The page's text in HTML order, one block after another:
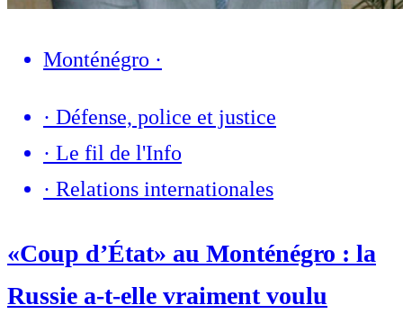
Monténégro ·
· Défense, police et justice
· Le fil de l'Info
· Relations internationales
«Coup d’État» au Monténégro : la
Russie a-t-elle vraiment voulu